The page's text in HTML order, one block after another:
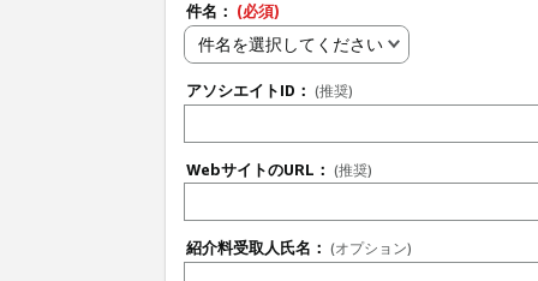
件名： (必須)
件名を選択してください
アソシエイトID： (推奨)
WebサイトのURL： (推奨)
紹介料受取人氏名： (オプション)